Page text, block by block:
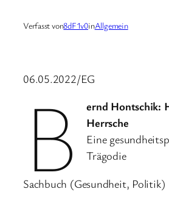
Verfasst von8dF1v0inAllgemein
06.05.2022/EG
B
ernd Hontschik:
Herrsche
Eine
Trägodie
Sachbuch (Gesundheit, Politik)